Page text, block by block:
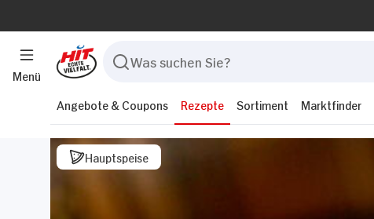
Menü
Angebote & Coupons Rezepte Sortiment Marktfinder
Hauptspeise